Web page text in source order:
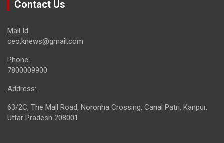
Contact Us
Mail Id
ceo.knews@gmail.com
Phone:
7800009900
Address:
63/2C, The Mall Road, Noronha Crossing, Canal Patri, Kanpur,
Uttar Pradesh 208001